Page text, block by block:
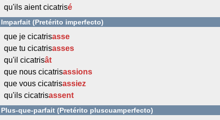
qu'ils aient cicatrisé
Imparfait (Pretérito imperfecto)
que je cicatrisasse
que tu cicatrisasses
qu'il cicatrisât
que nous cicatrisassions
que vous cicatrisassiez
qu'ils cicatrisassent
Plus-que-parfait (Pretérito pluscuamperfecto)